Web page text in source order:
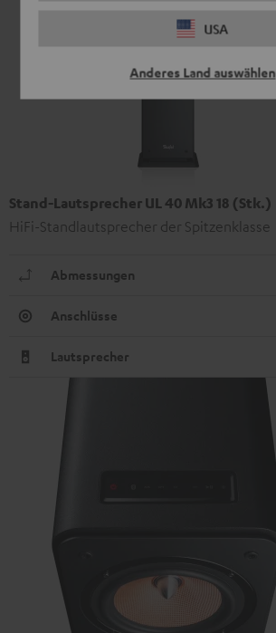
USA
Anderes Land auswählen
Stand-Lautsprecher UL 40 Mk3 18 (Stk.)
HiFi-Standlautsprecher der Spitzenklasse
Abmessungen
Anschlüsse
Lautsprecher